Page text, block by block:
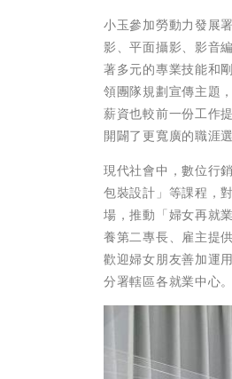
小玉參加勞動力發展
影、平面攝影、影音
著多元的專業技能和
領團隊規劃宣傳主題
薪資也較前一份工作
開闢了更寬廣的職涯
現代社會中，數位行
包裝設計」等課程，
場，推動「婦女再就
養第二專長、雇主提
歡迎婦女朋友善加
分署轄區各就業中心。